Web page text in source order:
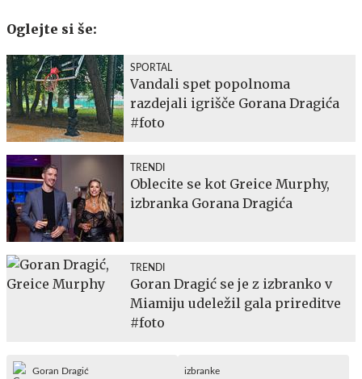
Oglejte si še:
SPORTAL
Vandali spet popolnoma
razdejali igrišče Gorana Dragića
#foto
TRENDI
Oblecite se kot Greice Murphy,
izbranka Gorana Dragića
TRENDI
Goran Dragić se je z izbranko v
Miamiju udeležil gala prireditve
#foto
Goran Dragić izbranke